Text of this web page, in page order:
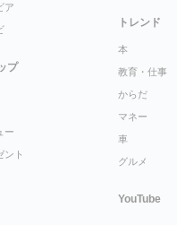
ア
プ
ー
ント
トレンド
本
教育・仕事
からだ
マネー
車
グルメ
YouTube